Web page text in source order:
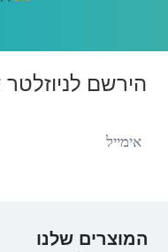
הירשם לניוזלטר
המוצרים שלנו